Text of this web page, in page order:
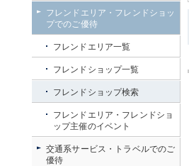
フレンドエリア・フレンドショッ
プでのご優待
フレンドエリア一覧
フレンドショップ一覧
フレンドショップ検索
フレンドエリア・フレンドショ
ップ主催のイベント
交通系サービス・トラベルでのご
優待